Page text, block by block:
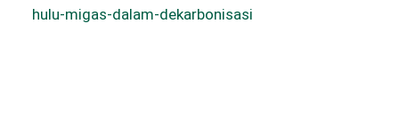
hulu-migas-dalam-dekarbonisasi